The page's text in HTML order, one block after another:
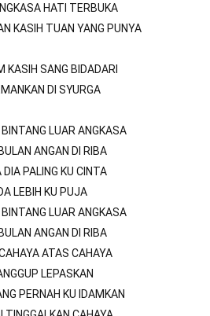
HATI TERBUKA
KASIH TUAN YANG PUNYA
KASIH SANG BIDADARI
DI SYURGA
LUAR ANGKASA
ANGAN DI RIBA
DIA PALING KU CINTA
LEBIH KU PUJA
LUAR ANGKASA
ANGAN DI RIBA
ATAS CAHAYA
LEPASKAN
PERNAH KU IDAMKAN